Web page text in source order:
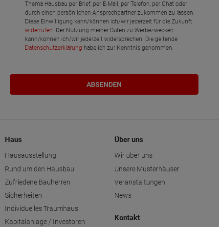
Thema Hausbau per Brief, per E-Mail, per Telefon, per Chat oder
durch einen persönlichen Ansprechpartner zukommen zu lassen.
Diese Einwilligung kann/können ich/wir jederzeit für die Zukunft
widerrufen. Der Nutzung meiner Daten zu Werbezwecken
kann/können ich/wir jederzeit widersprechen. Die geltende
Datenschutzerklärung habe ich zur Kenntnis genommen.
Haus
Hausausstellung
Rund um den Hausbau
Zufriedene Bauherren
Sicherheiten
Individuelles Traumhaus
Kapitalanlage / Investoren
Über uns
Wir über uns
Unsere Musterhäuser
Veranstaltungen
News
Kontakt